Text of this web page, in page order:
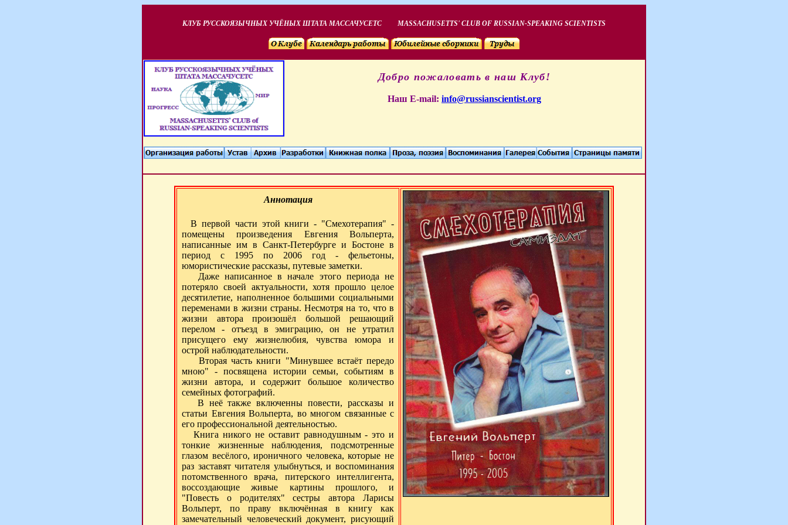
КЛУБ РУССКОЯЗЫЧНЫХ УЧЁНЫХ ШТАТА МАССАЧУСЕТС MASSACHUSETTS' CLUB OF RUSSIAN-SPEAKING SCIENTISTS
Добро пожаловать в наш Клуб!
Наш Е-mail: info@russianscientist.org
Аннотация
В первой части этой книги - "Смехотерапия" -
помещены произведения Евгения Вольперта,
написанные им в Санкт-Петербурге и Бостоне в
период с 1995 по 2006 год - фельетоны,
юмористические рассказы, путевые заметки.
Даже написанное в начале этого периода не
потеряло своей актуальности, хотя прошло целое
десятилетие, наполненное большими социальными
переменами в жизни страны. Несмотря на то, что в
жизни автора произошёл большой решающий
перелом - отъезд в эмиграцию, он не утратил
присущего ему жизнелюбия, чувства юмора и
острой наблюдательности.
Вторая часть книги "Минувшее встаёт передо
мною" - посвящена истории семьи, событиям в
жизни автора, и содержит большое количество
семейных фотографий.
В неё также включенны повести, рассказы и
статьи Евгения Вольперта, во многом связанные с
его профессиональной деятельностью.
Книга никого не оставит равнодушным - это и
тонкие жизненные наблюдения, подсмотренные
глазом весёлого, ироничного человека, которые не
раз заставят читателя улыбнуться, и воспоминания
потомственного врача, питерского интеллигента,
воссоздающие живые картины прошлого, и
"Повесть о родителях" сестры автора Ларисы
Вольперт, по праву включённая в книгу как
замечательный человеческий документ, рисующий